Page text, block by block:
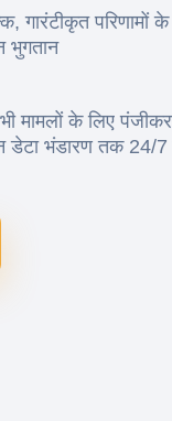
गारंटीकृत परिणामों
भुगतान
मामलों के लिए
डेटा भंडारण तक 24/